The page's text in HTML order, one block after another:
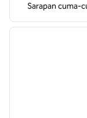
Sarapan cuma-
1 dari 12